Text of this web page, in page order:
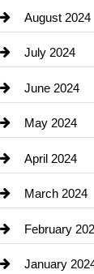
Cocktail
Coffee Shop
Community
Computer
Construction
Consultant
Contractor
August 2024
July 2024
June 2024
May 2024
April 2024
March 2024
February
January